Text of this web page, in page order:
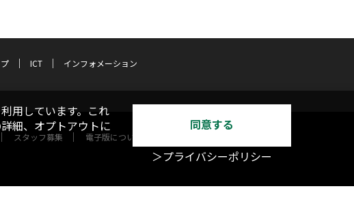
ICT
インフォメーション
スタッフ募集 電子版について
用しています。これ
細、オプトアウトに
同意する
＞プライバシーポリシー